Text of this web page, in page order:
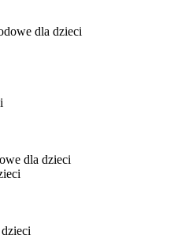
dla dzieci
dla dzieci